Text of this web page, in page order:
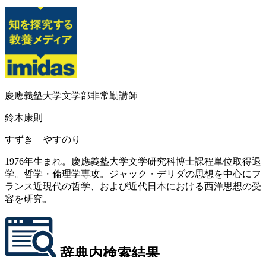
慶應義塾大学文学部非常勤講師
鈴木康則
すずき やすのり
1976年生まれ。慶應義塾大学文学研究科博士課程単位取得退
学。哲学・倫理学専攻。ジャック・デリダの思想を中心にフ
ランス近現代の哲学、および近代日本における西洋思想の受
容を研究。
辞典内検索結果